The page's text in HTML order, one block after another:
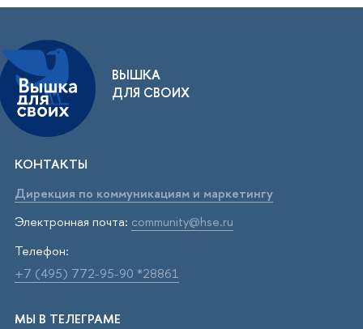
ВЫШКА
ДЛЯ СВОИХ
КОНТАКТЫ
Дирекция по коммуникациям и маркетингу
Электронная почта: community@hse.ru
Телефон:
+7 (495) 772-95-90 *28861
МЫ В ТЕЛЕГРАМЕ